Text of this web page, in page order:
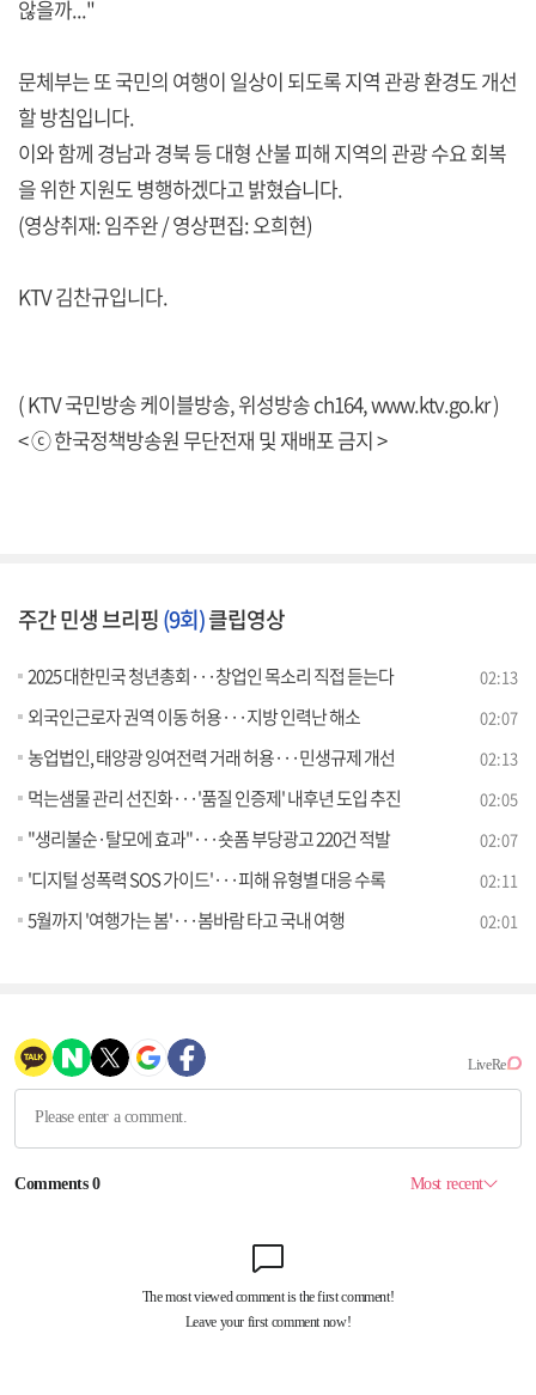
않을까..."
문체부는 또 국민의 여행이 일상이 되도록 지역 관광 환경도 개선
할 방침입니다.
이와 함께 경남과 경북 등 대형 산불 피해 지역의 관광 수요 회복
을 위한 지원도 병행하겠다고 밝혔습니다.
(영상취재: 임주완 / 영상편집: 오희현)
KTV 김찬규입니다.
( KTV 국민방송 케이블방송, 위성방송 ch164,www.ktv.go.kr)
< ⓒ 한국정책방송원 무단전재 및 재배포 금지 >
주간 민생 브리핑(9회)클립영상
2025 대한민국 청년총회···창업인 목소리 직접 듣는다 02:13
외국인근로자 권역 이동 허용···지방 인력난 해소 02:07
농업법인, 태양광 잉여전력 거래 허용···민생규제 개선 02:13
먹는샘물 관리 선진화···'품질 인증제' 내후년 도입 추진 02:05
"생리불순·탈모에 효과"···숏폼 부당광고 220건 적발 02:07
'디지털 성폭력 SOS 가이드'···피해 유형별 대응 수록 02:11
5월까지 '여행가는 봄'···봄바람 타고 국내 여행 02:01